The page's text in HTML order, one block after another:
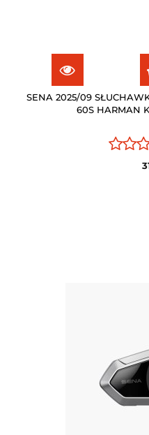
SENA 2025/09
60S HARMAN